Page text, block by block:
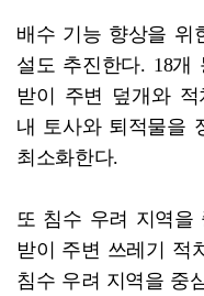
배수 기능 향상을 위
설도 추진한다. 18개
받이 주변 덮개와 적
내 토사와 퇴적물을
최소화한다.
또 침수 우려 지역을
받이 주변 쓰레기 적
침수 우려 지역을 중